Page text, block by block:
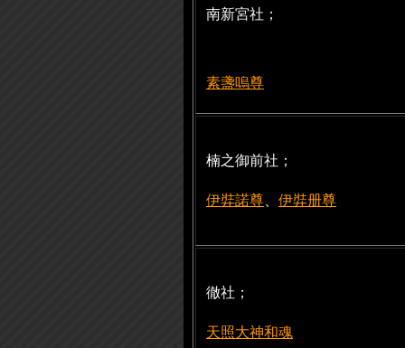
南新宮社；
素盞嗚尊
楠之御前社；
伊弉諾尊 伊弉册尊
徹社；
天照大神和魂